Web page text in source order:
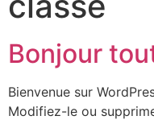
Bonjour
Bienvenue sur
Modifiez-le ou